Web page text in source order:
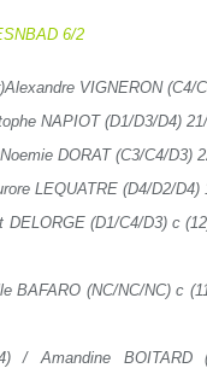
6/2
VIGNERON (C4/
NAPIOT (D1/D3/D4)
DORAT (C3/C4/D3)
LEQUATRE (D4/D2/D4)
(D1/C4/D3) c
BAFARO (NC/NC/NC) c
/ Amandine BOITARD